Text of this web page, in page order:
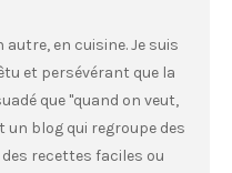
en cuisine. Je suis
et persévérant que la
que "quand on veut,
un blog qui regroupe des
recettes faciles ou